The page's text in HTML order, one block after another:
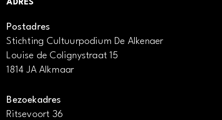
ADRES
Postadres
Stichting Cultuurpodium De Alkenaer
Louise de Colignystraat 15
1814 JA Alkmaar
Bezoekadres
Ritsevoort 36